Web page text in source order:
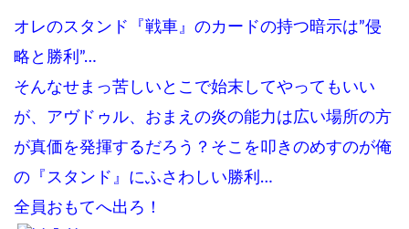
オレのスタンド『戦車』のカードの持つ暗示は”侵
略と勝利”…
そんなせまっ苦しいとこで始末してやってもいい
が、アヴドゥル、おまえの炎の能力は広い場所の方
が真価を発揮するだろう？そこを叩きのめすのが俺
の『スタンド』にふさわしい勝利…
全員おもてへ出ろ！